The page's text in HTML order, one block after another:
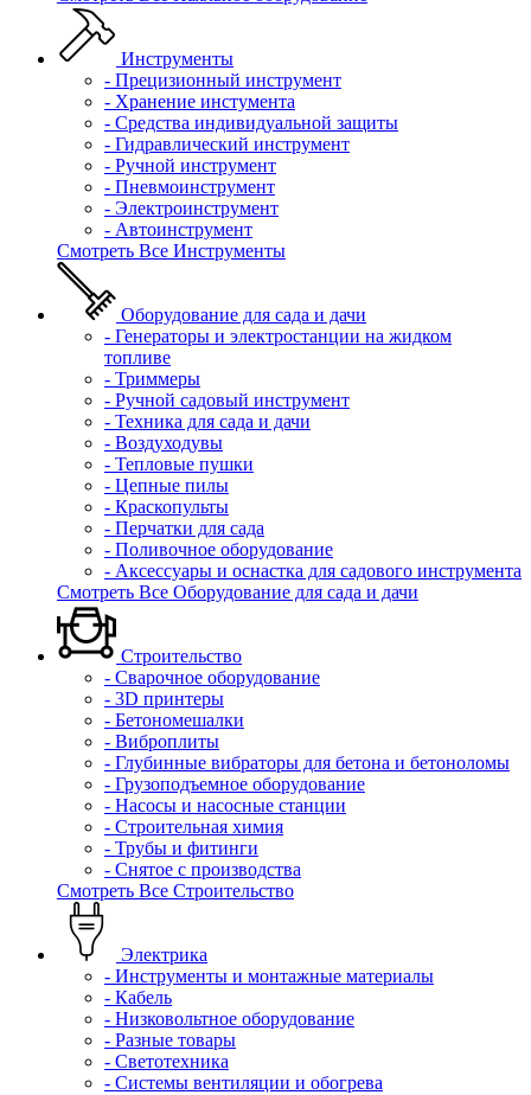
Инструменты
- Прецизионный инструмент
- Хранение инстумента
- Средства индивидуальной защиты
- Гидравлический инструмент
- Ручной инструмент
- Пневмоинструмент
- Электроинструмент
- Автоинструмент
Смотреть Все Инструменты
Оборудование для сада и дачи
- Генераторы и электростанции на жидком
топливе
- Триммеры
- Ручной садовый инструмент
- Техника для сада и дачи
- Воздуходувы
- Тепловые пушки
- Цепные пилы
- Краскопульты
- Перчатки для сада
- Поливочное оборудование
- Аксессуары и оснастка для садового инструмента
Смотреть Все Оборудование для сада и дачи
Строительство
- Сварочное оборудование
- 3D принтеры
- Бетономешалки
- Виброплиты
- Глубинные вибраторы для бетона и бетоноломы
- Грузоподъемное оборудование
- Насосы и насосные станции
- Строительная химия
- Трубы и фитинги
- Снятое с производства
Смотреть Все Строительство
Электрика
- Инструменты и монтажные материалы
- Кабель
- Низковольтное оборудование
- Разные товары
- Светотехника
- Системы вентиляции и обогрева